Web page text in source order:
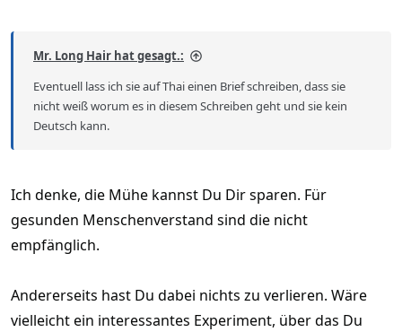
Mr. Long Hair hat gesagt.:
Eventuell lass ich sie auf Thai einen Brief schreiben, dass sie
nicht weiß worum es in diesem Schreiben geht und sie kein
Deutsch kann.
Ich denke, die Mühe kannst Du Dir sparen. Für
gesunden Menschenverstand sind die nicht
empfänglich.
Andererseits hast Du dabei nichts zu verlieren. Wäre
vielleicht ein interessantes Experiment, über das Du